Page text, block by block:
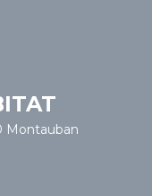
Montauban